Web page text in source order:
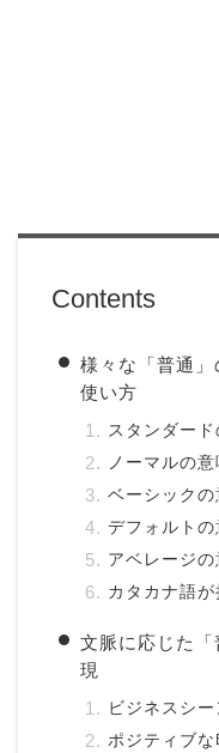
Contents
様々な「普通
使い方
スタンダー
ノーマルの
ベーシック
デフォルト
アベレージ
カタカナ語
文脈に応じた
現
ビジネスシ
ポジティブな